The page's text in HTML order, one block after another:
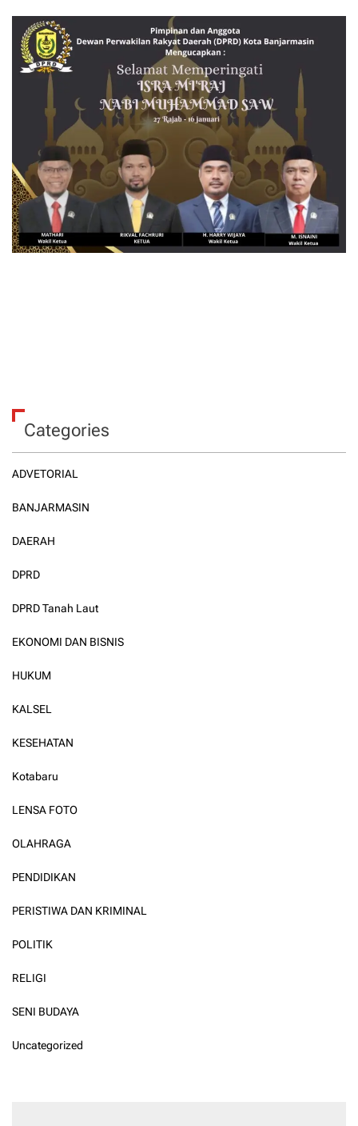
Categories
ADVETORIAL
BANJARMASIN
DAERAH
DPRD
DPRD Tanah Laut
EKONOMI DAN BISNIS
HUKUM
KALSEL
KESEHATAN
Kotabaru
LENSA FOTO
OLAHRAGA
PENDIDIKAN
PERISTIWA DAN KRIMINAL
POLITIK
RELIGI
SENI BUDAYA
Uncategorized